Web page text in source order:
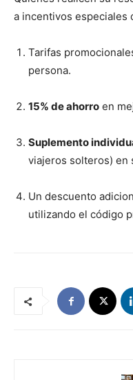
a incentivos especiales
Tarifas
persona.
15% de ahorro en
Suplemento
viajeros solteros) en
Un descuento
utilizando el código